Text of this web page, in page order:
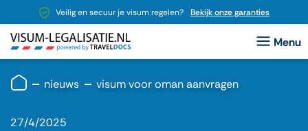
Veilig en secuur je visum regelen? Bekijk onze garanties
nieuws visum voor oman aanvragen
27/4/2025